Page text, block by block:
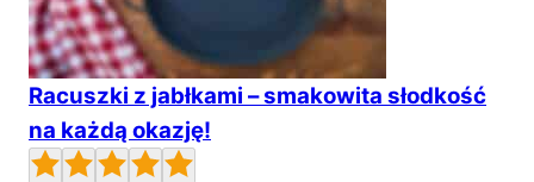
Racuszki z jabłkami – smakowita słodkość
na każdą okazję!